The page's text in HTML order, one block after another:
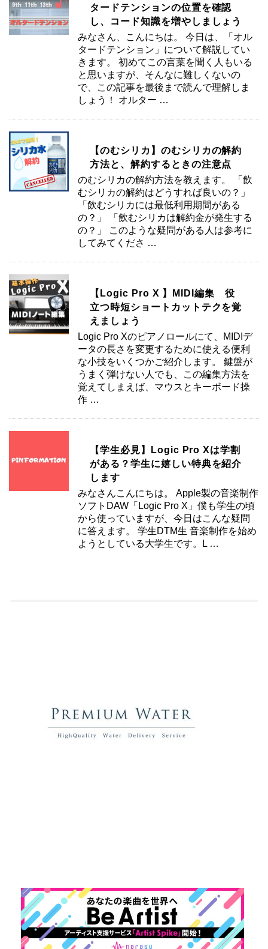
タードテンションの位置を確認
し、コード知識を増やしましょう
みなさん、こんにちは。 今日は、「オル
タードテンション」について解説してい
きます。 初めてこの言葉を聞く人もいる
と思いますが、そんなに難しくないの
で、この記事を最後まで読んで理解しま
しょう！ オルター …
【のむシリカ】のむシリカの解約
方法と、解約するときの注意点
のむシリカの解約方法を教えます。 「飲
むシリカの解約はどうすれば良いの？」
「飲むシリカには最低利用期間がある
の？」 「飲むシリカは解約金が発生する
の？」 このような疑問がある人は参考に
してみてくださ …
【Logic Pro X 】MIDI編集 役
立つ時短ショートカットテクを覚
えましょう
Logic Pro Xのピアノロールにて、MIDIデ
ータの長さを変更するために使える便利
な小技をいくつかご紹介します。 鍵盤が
うまく弾けない人でも、この編集方法を
覚えてしまえば、マウスとキーボード操
作 …
【学生必見】Logic Pro Xは学割
がある？学生に嬉しい特典を紹介
します
みなさんこんにちは。 Apple製の音楽制作
ソフトDAW「Logic Pro X」僕も学生の頃
から使っていますが、今日はこんな疑問
に答えます。 学生DTM生 音楽制作を始め
ようとしている大学生です。L …